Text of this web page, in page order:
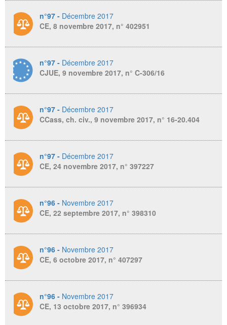
n°97 - Décembre 2017
CE, 8 novembre 2017, n° 402951
n°97 - Décembre 2017
CJUE, 9 novembre 2017, n° C-306/16
n°97 - Décembre 2017
CCass, ch. civ., 9 novembre 2017, n° 16-20.404
n°97 - Décembre 2017
CE, 24 novembre 2017, n° 397227
n°96 - Novembre 2017
CE, 22 septembre 2017, n° 398310
n°96 - Novembre 2017
CE, 6 octobre 2017, n° 407297
n°96 - Novembre 2017
CE, 13 octobre 2017, n° 396934